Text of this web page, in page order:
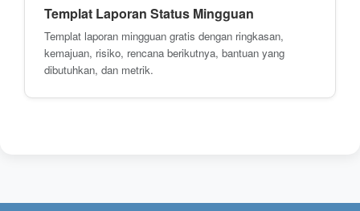
Templat Laporan Status Mingguan
Templat laporan mingguan gratis dengan ringkasan,
kemajuan, risiko, rencana berikutnya, bantuan yang
dibutuhkan, dan metrik.